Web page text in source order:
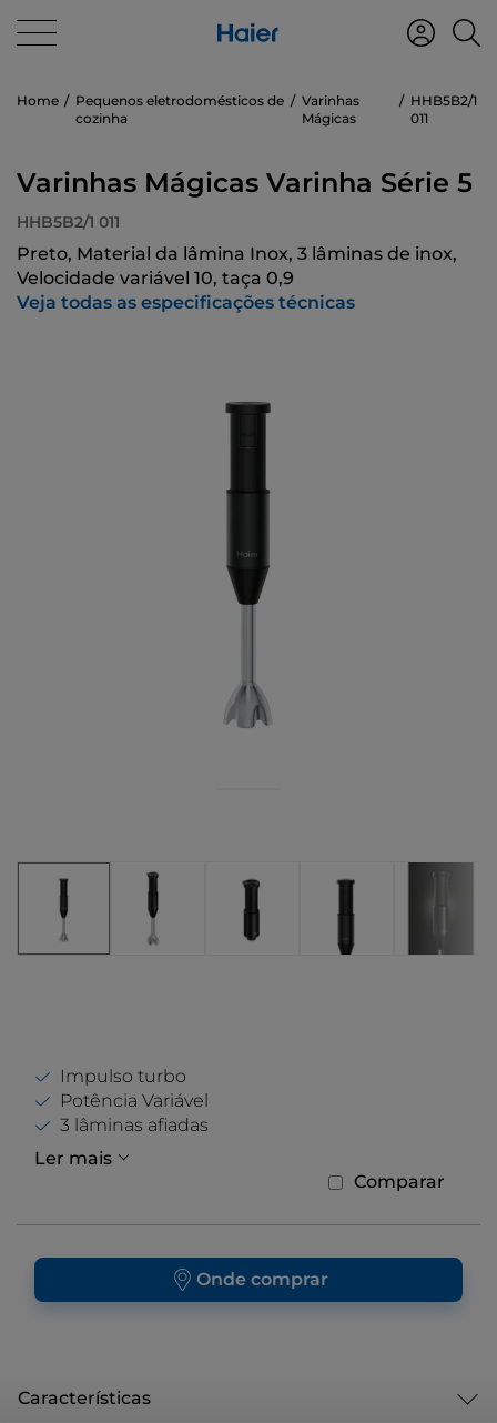
Home
Pequenos eletrodomésticos de
cozinha
Varinhas
Mágicas
HHB5B2/1
011
Varinhas Mágicas Varinha Série 5
HHB5B2/1 011
Preto, Material da lâmina Inox, 3 lâminas de inox,
Velocidade variável 10, taça 0,9
Veja todas as especificações técnicas
Impulso turbo
Potência Variável
3 lâminas afiadas
Ler mais
Comparar
Onde comprar
Características